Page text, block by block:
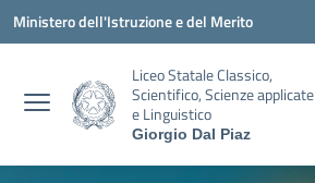
Vai ai contenuti
Vai al menu di navigazione
Vai al footer
Ministero dell'Istruzione e del Merito
Liceo Statale Classico,
Scientifico, Scienze applicate
e Linguistico
Giorgio Dal Piaz